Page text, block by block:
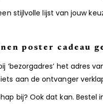
stijlvolle lijst van jouw
poster cadeau
‘bezorgadres’ het adres
aan de ontvanger
bij? Ook dat kan.